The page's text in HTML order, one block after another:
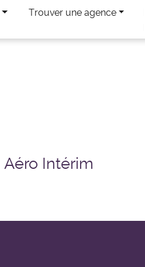
Trouver une agence
Aéro Intérim